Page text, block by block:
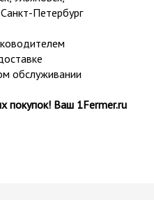
Петербург
обслуживании
покупок! Ваш 1Fermer.ru